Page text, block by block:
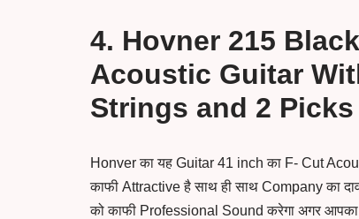
4. Hovner 215
Acoustic Guitar
Strings and 2
Honver का यह Guitar 41 inch का F- Cut
काफी Attractive है साथ ही साथ Company का
को काफी Professional Sound करेगा अगर